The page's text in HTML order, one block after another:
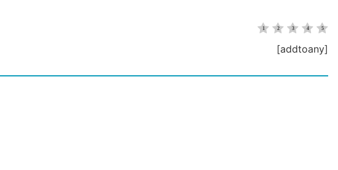
[addtoany]